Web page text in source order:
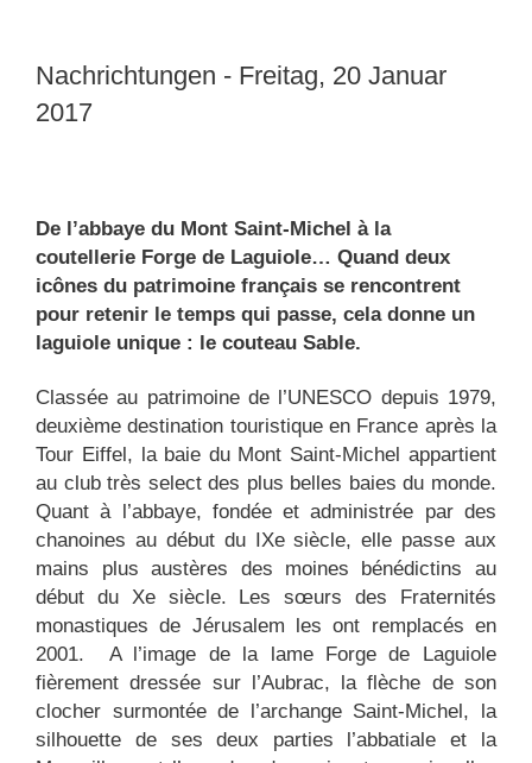
Nachrichtungen - Freitag, 20 Januar
2017
De l’abbaye du Mont Saint-Michel à la
coutellerie Forge de Laguiole… Quand deux
icônes du patrimoine français se rencontrent
pour retenir le temps qui passe, cela donne un
laguiole unique : le couteau Sable.
Classée au patrimoine de l’UNESCO depuis 1979,
deuxième destination touristique en France après la
Tour Eiffel, la baie du Mont Saint-Michel appartient
au club très select des plus belles baies du monde.
Quant à l’abbaye, fondée et administrée par des
chanoines au début du IXe siècle, elle passe aux
mains plus austères des moines bénédictins au
début du Xe siècle. Les sœurs des Fraternités
monastiques de Jérusalem les ont remplacés en
2001. A l’image de la lame Forge de Laguiole
fièrement dressée sur l’Aubrac, la flèche de son
clocher surmontée de l’archange Saint-Michel, la
silhouette de ses deux parties l’abbatiale et la